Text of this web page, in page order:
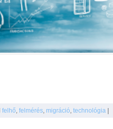
felhő, felmérés, migráció, technológia